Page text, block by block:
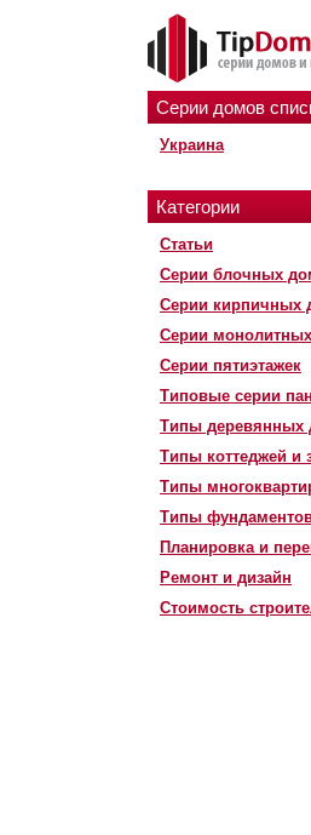
Серии домов
Украина
Категории
Статьи
Серии блочных
Серии кирпичных
Серии
Серии пятиэтажек
Типовые серии
Типы деревянных
Типы коттеджей и
Типы
Типы
Планировка и
Ремонт и дизайн
Стоимость